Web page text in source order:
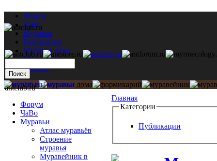
Форум
ЧаВо
Муравьи
Библиотека
Муравьи дома
Мастерская
Каталог
Главная
Категории
Публикации
antclub.ru
Форум
ЧаВо
Муравьи
Атлас муравьёв
Строение
муравья
Муравейник в